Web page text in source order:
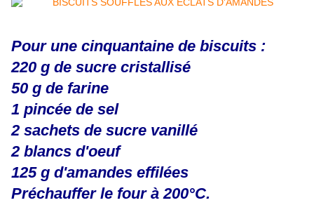
Pour une cinquantaine de biscuits :
220 g de sucre cristallisé
50 g de farine
1 pincée de sel
2 sachets de sucre vanillé
2 blancs d'oeuf
125 g d'amandes effilées
Préchauffer le four à 200°C.